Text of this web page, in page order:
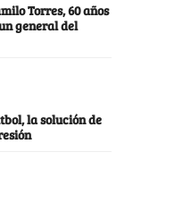
Torres, 60 años
general del
la solución de